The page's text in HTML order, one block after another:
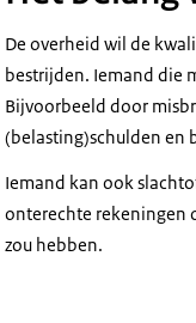
De overheid wil de
bestrijden. Iemand die
Bijvoorbeeld door
(belasting)schulden en
Iemand kan ook
onterechte rekeningen
zou hebben.